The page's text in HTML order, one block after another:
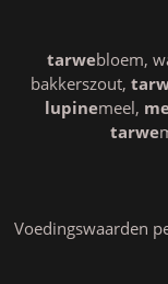
tarwebloem,
bakkerszout,
lupinemeel,
tarwe
Voedingswaarden